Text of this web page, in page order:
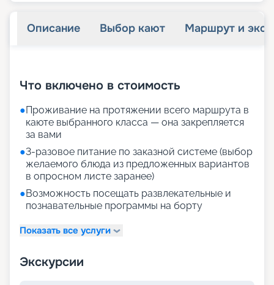
Описание Выбор кают Маршрут и
Что включено в стоимость
●Проживание на протяжении всего маршрута в
каюте выбранного класса — она закрепляется
за вами
●3-разовое питание по заказной системе (выбор
желаемого блюда из предложенных вариантов
в опросном листе заранее)
●Возможность посещать развлекательные и
познавательные программы на борту
Показать все услуги
Экскурсии